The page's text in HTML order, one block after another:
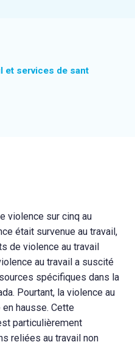
et services de sant
violence sur cinq au
était survenue au travail,
de violence au travail
au travail a suscité
spécifiques dans la
Pourtant, la violence au
hausse. Cette
particulièrement
reliées au travail non